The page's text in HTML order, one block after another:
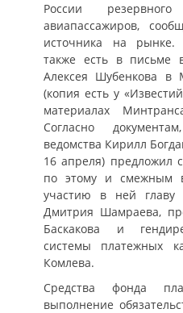
России
авиапассажиров,
источника на
также есть в письме
Алексея Шубенкова в
(копия есть у
материалах
Согласно
ведомства Кирилл
16 апреля) предложил
по этому и смежным
участию в ней
Дмитрия Шамраева,
Баскакова и
системы платежных
Комлева.
Средства фонда
выполнение